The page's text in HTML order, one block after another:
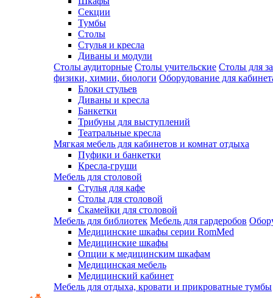
Секции
Тумбы
Столы
Стулья и кресла
Диваны и модули
Столы аудиторные Столы учительские Столы для
физики, химии, биологи Оборудование для
Блоки стульев
Диваны и кресла
Банкетки
Трибуны для выступлений
Театральные кресла
Мягкая мебель для кабинетов и комнат отдыха
Пуфики и банкетки
Кресла-груши
Мебель для столовой
Cтулья для кафе
Cтолы для столовой
Скамейки для столовой
Мебель для библиотек Мебель для гардеробов
Медицинские шкафы серии RomMed
Медицинские шкафы
Опции к медицинским шкафам
Медицинская мебель
Медицинский кабинет
Мебель для отдыха, кровати и прикроватные тумбы